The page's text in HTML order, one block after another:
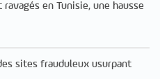
en Tunisie, une hausse
sites frauduleux usurpant